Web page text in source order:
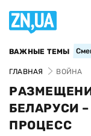
ВАЖНЫЕ ТЕМЫ
ГЛАВНАЯ ВОЙНА
БЕЛАРУСИ
ПРОЦЕСС